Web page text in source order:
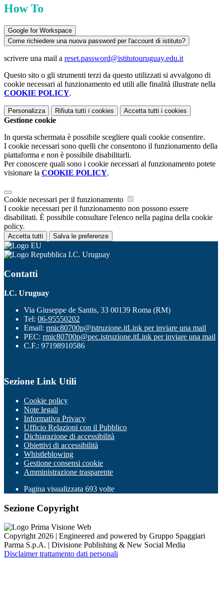
How To
Google for Workspace
Come richiedere una nuova password per l'account di istituto?
scrivere una mail a reset.password@istitutouruguay.edu.it
Questo sito o gli strumenti terzi da questo utilizzati si avvalgono di
cookie necessari al funzionamento ed utili alle finalità illustrate nella
COOKIE POLICY.
Personalizza Rifiuta tutti i cookies Accetta tutti i cookies
Gestione cookie
In questa schermata è possibile scegliere quali cookie consentire.
I cookie necessari sono quelli che consentono il funzionamento della
piattaforma e non è possibile disabilitarli.
Per conoscere quali sono i cookie necessari al funzionamento potete
visionare la COOKIE POLICY.
Cookie necessari per il funzionamento
I cookie necessari per il funzionamento non possono essere
disabilitati. È possibile consultare l'elenco nella pagina della cookie
policy.
Accetta tutti Salva le preferenze
I.C. Uruguay
Contatti
I.C. Uruguay
Via Giuseppe de Santis, 33 00139 Roma (RM)
Tel: 06-95550202
Email: rmic80700p@istruzione.itLink per inviare una mail
PEC: rmic80700p@pec.istruzione.itLink per inviare una mail
C.F.: 97198910586
Sezione Link Utili
Cookie policy
Note legali
Informativa Privacy
Ufficio Relazioni con il Pubblico
Dichiarazione di accessibilità
Obiettivi di accessibilità
Whistleblowing
Gestione consensi cookie
Amministrazione trasparente
Pagina visualizzata 693 volte
Sezione Copyright
Copyright 2026 | Engineered and powered by Gruppo Spaggiari
Parma S.p.A. | Divisione Publishing & New Social Media
Disclaimer trattamento dati personali